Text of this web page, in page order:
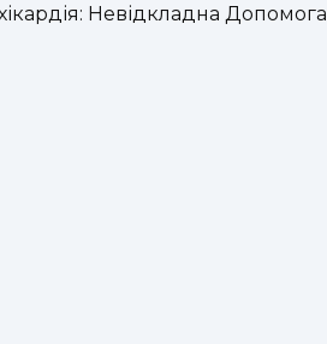
Невідкладна Допомога